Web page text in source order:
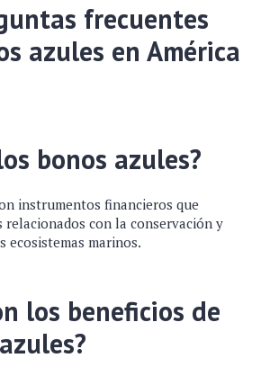
frecuentes
azules en América
bonos azules?
instrumentos financieros que
con la conservación y
ecosistemas marinos.
los beneficios de